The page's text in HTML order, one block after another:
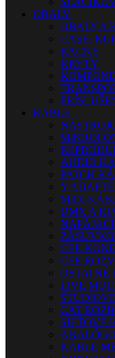
OBALY
OBALY A
CASE,
RACKY
KRYTY
KÁBLE
AUDIO
PATCH
Y
MIDI
DMX A
CEE
CEE
OSTATNÉ
LIVE
CAT
SIEŤOVÉ
KÁBLE